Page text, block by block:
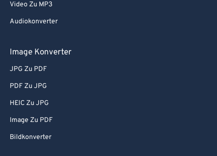
Video Zu MP3
Audiokonverter
Image Konverter
JPG Zu PDF
PDF Zu JPG
HEIC Zu JPG
Image Zu PDF
Bildkonverter